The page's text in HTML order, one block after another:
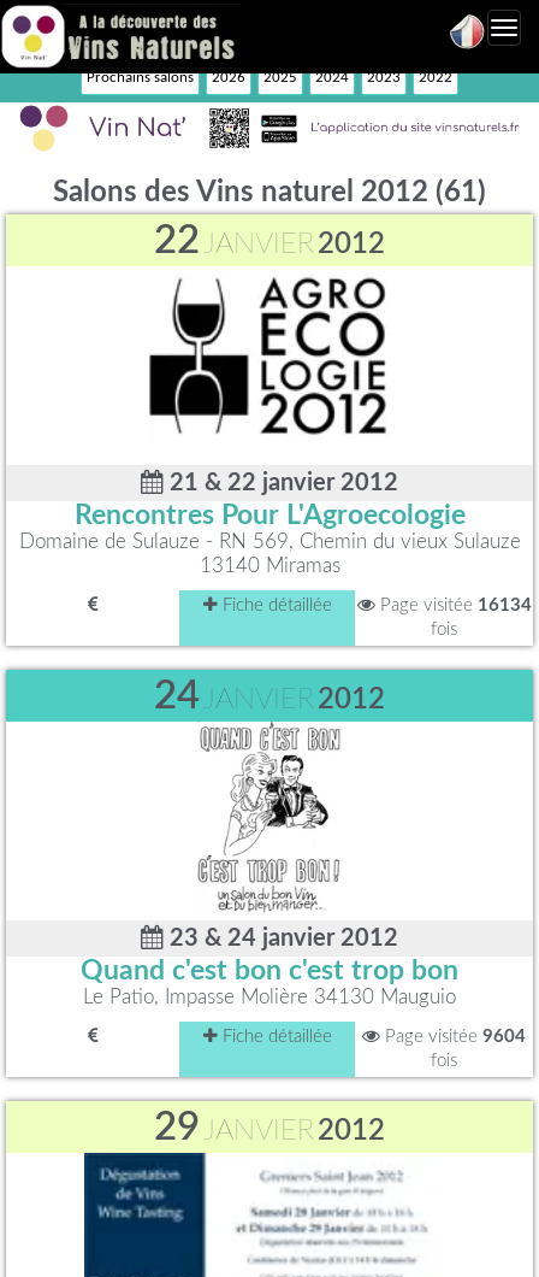
Prochains salons 2026 2025 2024 2023 2022
Salons des Vins naturel 2012 (61)
22JANVIER2012
21 & 22 janvier 2012
Rencontres Pour L'Agroecologie
Domaine de Sulauze - RN 569, Chemin du vieux Sulauze
13140 Miramas
Fiche détaillée Page visitée 16134
fois
24JANVIER2012
23 & 24 janvier 2012
Quand c'est bon c'est trop bon
Le Patio, Impasse Molière 34130 Mauguio
Fiche détaillée Page visitée 9604
fois
29JANVIER2012